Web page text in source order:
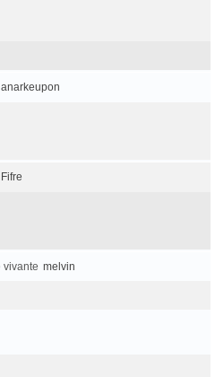
anarkeupon
Fifre
melvin